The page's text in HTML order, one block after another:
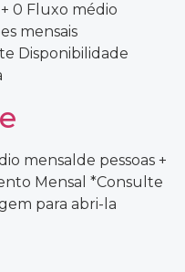
0 Fluxo médio
mensais
Disponibilidade
mensalde pessoas +
Mensal *Consulte
para abri-la